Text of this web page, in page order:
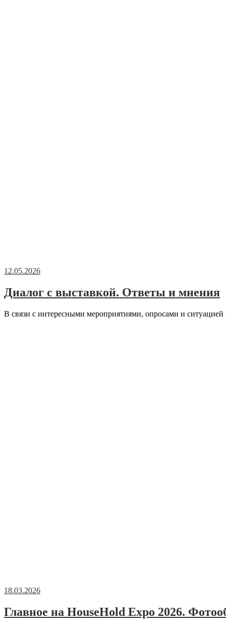
12.05.2026
Диалог с выставкой. Ответы и мнения
В связи с интересными мероприятиями, опросами и ситуацией
18.03.2026
Главное на HouseHold Expo 2026.